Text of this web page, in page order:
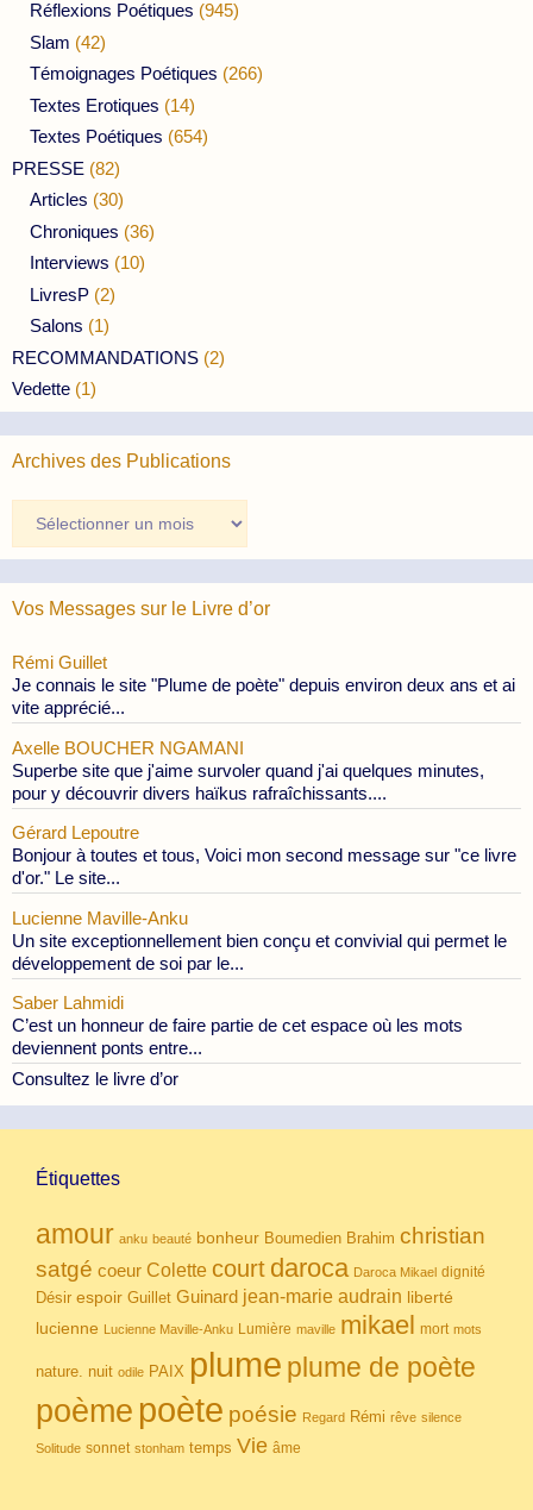
Réflexions Poétiques (945)
Slam (42)
Témoignages Poétiques (266)
Textes Erotiques (14)
Textes Poétiques (654)
PRESSE (82)
Articles (30)
Chroniques (36)
Interviews (10)
LivresP (2)
Salons (1)
RECOMMANDATIONS (2)
Vedette (1)
Archives des Publications
des
Publications
Vos Messages sur le Livre d’or
Rémi Guillet
Je connais le site "Plume de poète" depuis environ deux ans et ai
vite apprécié...
Axelle BOUCHER NGAMANI
Superbe site que j'aime survoler quand j'ai quelques minutes,
pour y découvrir divers haïkus rafraîchissants....
Gérard Lepoutre
Bonjour à toutes et tous, Voici mon second message sur "ce livre
d'or." Le site...
Lucienne Maville-Anku
Un site exceptionnellement bien conçu et convivial qui permet le
développement de soi par le...
Saber Lahmidi
C’est un honneur de faire partie de cet espace où les mots
deviennent ponts entre...
Consultez le livre d’or
Étiquettes
amour anku beauté bonheur Boumedien Brahim christian
satgé coeur Colette court daroca Daroca Mikael dignité
Désir espoir Guillet Guinard jean-marie audrain liberté
lucienne Lucienne Maville-Anku Lumière maville mikael mort mots
nature. nuit odile PAIX plume plume de poète
poème poète poésie Regard Rémi rêve silence
Solitude sonnet stonham temps Vie âme